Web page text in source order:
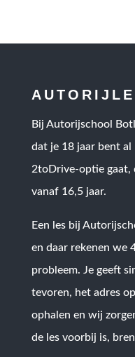
Bij Autorijschool
dat je 18 jaar bent al
2toDrive-optie gaat,
vanaf 16,5 jaar.
Een les bij
en daar rekenen we
probleem. Je geeft
tevoren, het adres
ophalen en wij
de les voorbij is,